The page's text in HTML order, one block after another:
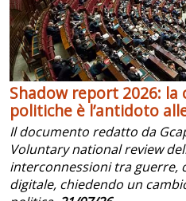
Shadow report 2026: la
politiche è l’antidoto
Il documento redatto da
Voluntary national review
interconnessioni tra guerre,
digitale, chiedendo un